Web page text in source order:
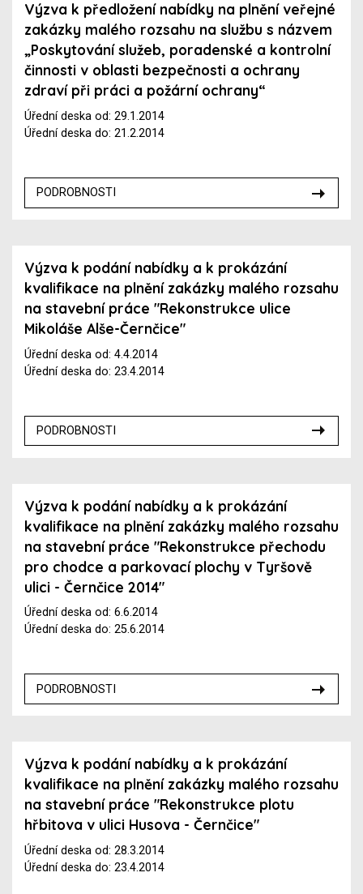
Výzva k předložení nabídky na plnění veřejné
zakázky malého rozsahu na službu s názvem
„Poskytování služeb, poradenské a kontrolní
činnosti v oblasti bezpečnosti a ochrany
zdraví při práci a požární ochrany“
Úřední deska od: 29.1.2014
Úřední deska do: 21.2.2014
PODROBNOSTI
Výzva k podání nabídky a k prokázání
kvalifikace na plnění zakázky malého rozsahu
na stavební práce "Rekonstrukce ulice
Mikoláše Alše-Černčice"
Úřední deska od: 4.4.2014
Úřední deska do: 23.4.2014
PODROBNOSTI
Výzva k podání nabídky a k prokázání
kvalifikace na plnění zakázky malého rozsahu
na stavební práce "Rekonstrukce přechodu
pro chodce a parkovací plochy v Tyršově
ulici - Černčice 2014"
Úřední deska od: 6.6.2014
Úřední deska do: 25.6.2014
PODROBNOSTI
Výzva k podání nabídky a k prokázání
kvalifikace na plnění zakázky malého rozsahu
na stavební práce "Rekonstrukce plotu
hřbitova v ulici Husova - Černčice"
Úřední deska od: 28.3.2014
Úřední deska do: 23.4.2014